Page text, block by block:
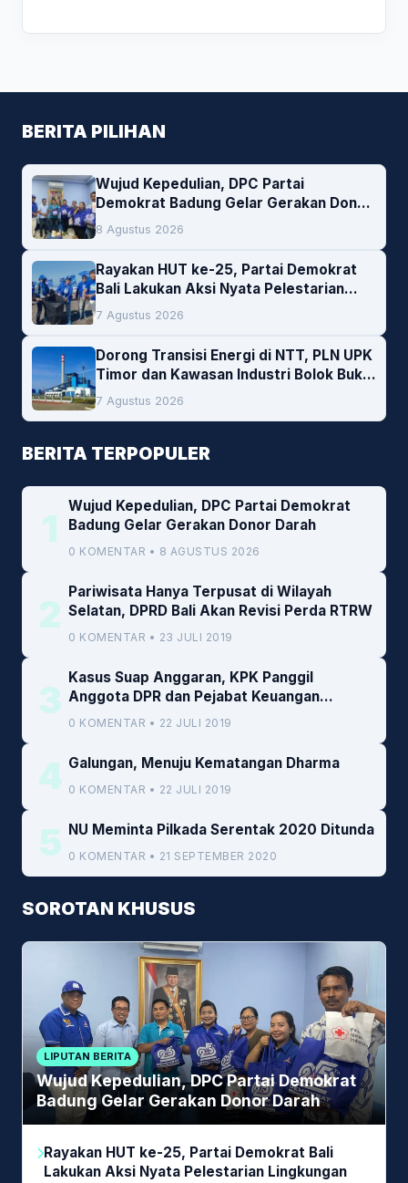
BERITA PILIHAN
Wujud Kepedulian, DPC Partai
Demokrat Badung Gelar Gerakan Donor
Darah
8 Agustus 2026
Rayakan HUT ke-25, Partai Demokrat
Bali Lakukan Aksi Nyata Pelestarian
Lingkungan
7 Agustus 2026
Dorong Transisi Energi di NTT, PLN UPK
Timor dan Kawasan Industri Bolok Buka
Peluang Investasi Woodchip untuk
Cofiring PLTU Bolok
7 Agustus 2026
BERITA TERPOPULER
1
Wujud Kepedulian, DPC Partai Demokrat
Badung Gelar Gerakan Donor Darah
0 KOMENTAR • 8 AGUSTUS 2026
2
Pariwisata Hanya Terpusat di Wilayah
Selatan, DPRD Bali Akan Revisi Perda RTRW
0 KOMENTAR • 23 JULI 2019
3
Kasus Suap Anggaran, KPK Panggil
Anggota DPR dan Pejabat Keuangan
Kemenkeu
0 KOMENTAR • 22 JULI 2019
4 Galungan, Menuju Kematangan Dharma
0 KOMENTAR • 22 JULI 2019
5 NU Meminta Pilkada Serentak 2020 Ditunda
0 KOMENTAR • 21 SEPTEMBER 2020
SOROTAN KHUSUS
LIPUTAN BERITA
Wujud Kepedulian, DPC Partai Demokrat
Badung Gelar Gerakan Donor Darah
Rayakan HUT ke-25, Partai Demokrat Bali
Lakukan Aksi Nyata Pelestarian Lingkungan